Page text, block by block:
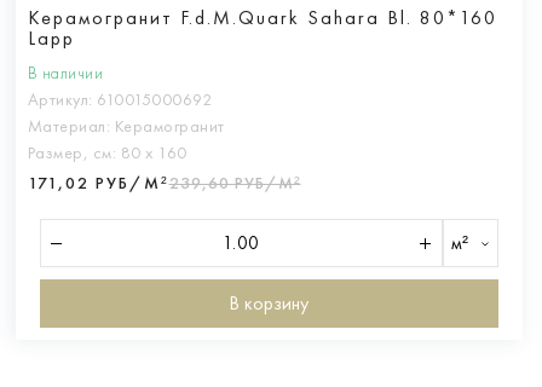
Керамогранит F.d.M.Quark Sahara Bl. 80*160
Lapp
В наличии
Артикул: 610015000692
Материал: Керамогранит
Размер, см: 80 х 160
171,02 РУБ/М²239,60 РУБ/М²
м²
В корзину